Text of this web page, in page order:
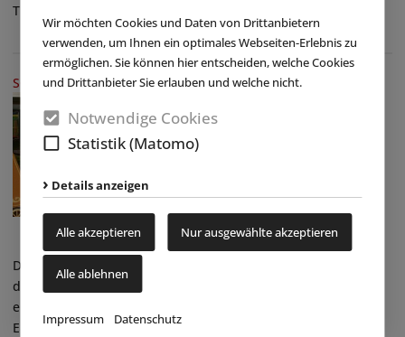
Wir möchten Cookies und Daten von Drittanbietern
verwenden, um Ihnen ein optimales Webseiten-Erlebnis zu
ermöglichen. Sie können hier entscheiden, welche Cookies
und Drittanbieter Sie erlauben und welche nicht.
Notwendige Cookies
Statistik (Matomo)
Details anzeigen
Alle akzeptieren Nur ausgewählte akzeptieren
Alle ablehnen
Impressum Datenschutz
Therme entstehen zu lassen ...
SCHWERPUNKTTHEMA|BAMBOOLAND
Die Ursprünge von Bambooland liegen im Dezember 2003. In
dem Jahr wurde das erste Bambooland-Center in Berlin
eröffnet. Im Januar 2006 das zweite in Wildau (bei Berlin).
Ende Dezember 2006 das dritte in Gaimersheim bei